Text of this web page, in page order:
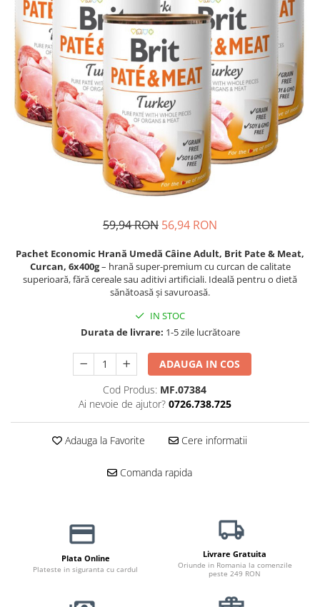
Proteice
Cremoase
Semi-umede
Pernuțe
Îngrijire Câini
Covorașe Igienice Câini
Igienă Câini
Șampoane Câini
Antiparazitare Câini
Culcușuri & Saltele Câini
Castroane și Adapatori
Cuști și Genți
Zgărzi, Lese & Hamuri
Pernuțe
Semi-umede
Proteice
Umede
Îngrijire Pisici
Așternut Igienic Pisici
Igienă Pisici
Antiparazitare Pisici
Vitamine Pisici
Perii & Piepteni Pisici
Castroane & Adapatori Pisici
Cuști & Genți Pisici
Zgărzi & Hamuri
59,94 RON 56,94 RON
Pachet Economic Hrană Umedă Câine Adult, Brit Pate & Meat,
Curcan, 6x400g– hrană super-premium cu curcan de calitate
superioară, fără cereale sau aditivi artificiali. Ideală pentru o dietă
sănătoasă și savuroasă.
IN STOC
Durata de livrare: 1-5 zile lucrătoare
ADAUGA IN COS
Cod Produs: MF.07384
Ai nevoie de ajutor? 0726.738.725
Adauga la Favorite Cere informatii
Comanda rapida
Plata Online
Plateste in siguranta cu cardul
Livrare Gratuita
Oriunde in Romania la comenzile
peste 249 RON